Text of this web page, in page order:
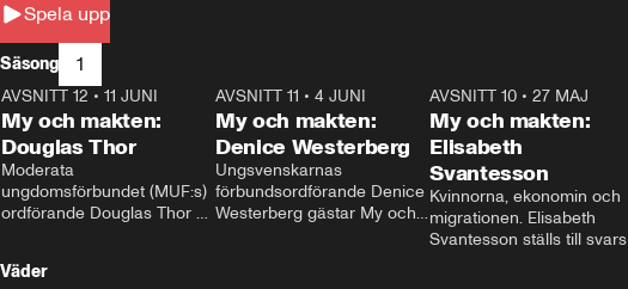
Spela upp
Säsong 1
26:27
AVSNITT 12 • 11 JUNI
My och makten:
Douglas Thor
Moderata
ungdomsförbundet (MUF:s)
ordförande Douglas Thor
tonårsutvisningarna och hur
23:40
AVSNITT 11 •4 JUNI
My och makten:
Denice Westerberg
Ungsvenskarnas
förbundsordförande Denice
Westerberg gästar My och
AVSNITT 10 •27 MAJ
My och makten:
Elisabeth
Svantesson
Kvinnorna, ekonomin och
migrationen. Elisabeth
Svantesson ställs till svars
Väder